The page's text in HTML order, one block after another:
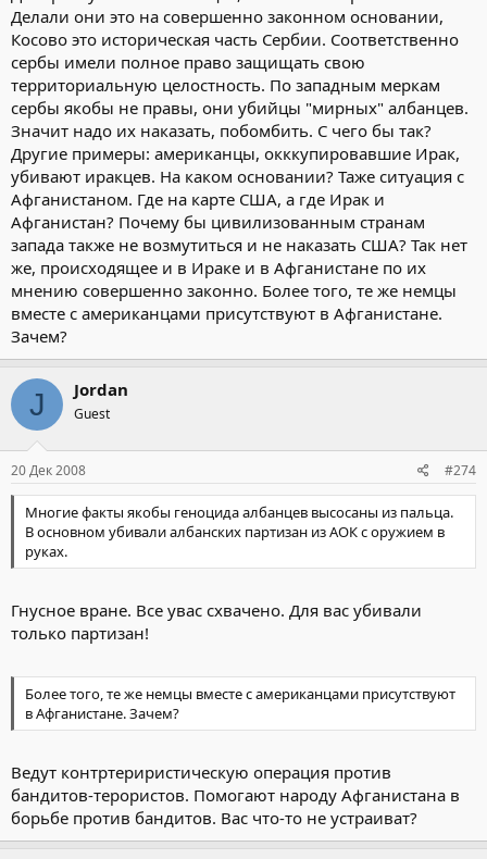
Делали они это на совершенно законном основании,
Косово это историческая часть Сербии. Соответственно
сербы имели полное право защищать свою
территориальную целостность. По западным меркам
сербы якобы не правы, они убийцы "мирных" албанцев.
Значит надо их наказать, побомбить. С чего бы так?
Другие примеры: американцы, окккупировавшие Ирак,
убивают иракцев. На каком основании? Таже ситуация с
Афганистаном. Где на карте США, а где Ирак и
Афганистан? Почему бы цивилизованным странам
запада также не возмутиться и не наказать США? Так нет
же, происходящее и в Ираке и в Афганистане по их
мнению совершенно законно. Более того, те же немцы
вместе с американцами присутствуют в Афганистане.
Зачем?
J Jordan
Guest
20 Дек 2008 #274
Многие факты якобы геноцида албанцев высосаны из пальца.
В основном убивали албанских партизан из АОК с оружием в
руках.
Гнусное вране. Все увас схвачено. Для вас убивали
только партизан!
Более того, те же немцы вместе с американцами присутствуют
в Афганистане. Зачем?
Ведут контртериристическую операция против
бандитов-терористов. Помогают народу Афганистана в
борьбе против бандитов. Вас что-то не устраиват?